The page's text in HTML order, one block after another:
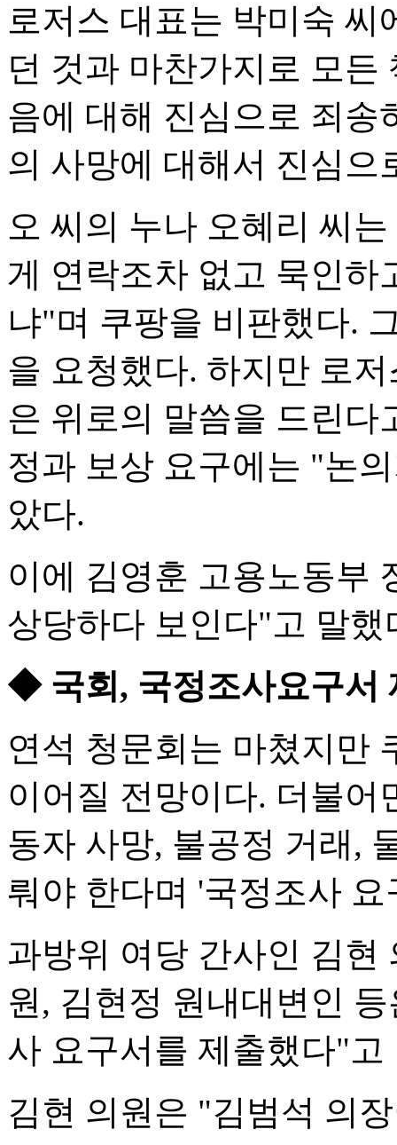
로저스 대표는 박미숙
던 것과 마찬가지로 모
음에 대해 진심으로 죄
의 사망에 대해서 진심
오 씨의 누나 오혜리 씨
게 연락조차 없고 묵인하
냐"며 쿠팡을 비판했다.
을 요청했다. 하지만 로
은 위로의 말씀을 드린다
정과 보상 요구에는 "논
았다.
이에 김영훈 고용노동부
상당하다 보인다"고 말했
◆ 국회, 국정조사요구
연석 청문회는 마쳤지만
이어질 전망이다. 더불어
동자 사망, 불공정 거래,
뤄야 한다며 '국정조사
과방위 여당 간사인 김현
원, 김현정 원내대변인
사 요구서를 제출했다"고
김현 의원은 "김범석 의